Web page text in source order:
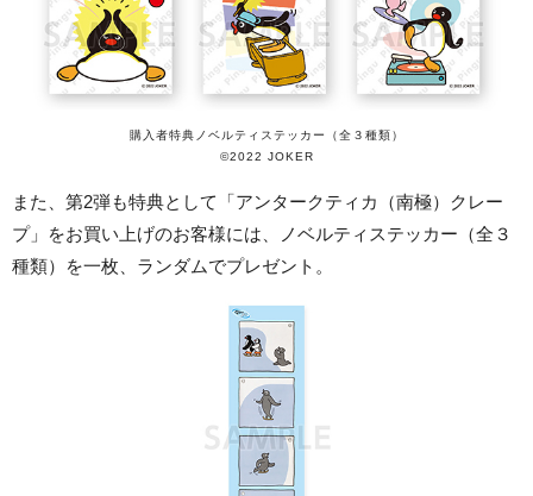
購入者特典ノベルティステッカー（全３種類）
©2022 JOKER
また、第2弾も特典として「アンタークティカ（南極）クレー
プ」をお買い上げのお客様には、ノベルティステッカー（全３
種類）を一枚、ランダムでプレゼント。